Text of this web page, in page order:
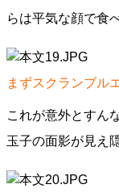
らは平気な顔で食
まずスクランブル
これが意外とすん
玉子の面影が見え